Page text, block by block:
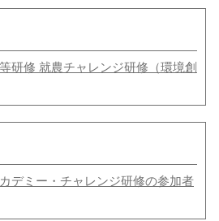
研修 就農チャレンジ研修（環境創
デミー・チャレンジ研修の参加者